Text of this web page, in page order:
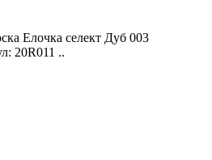
Елочка селект Дуб 003
20R011 ..